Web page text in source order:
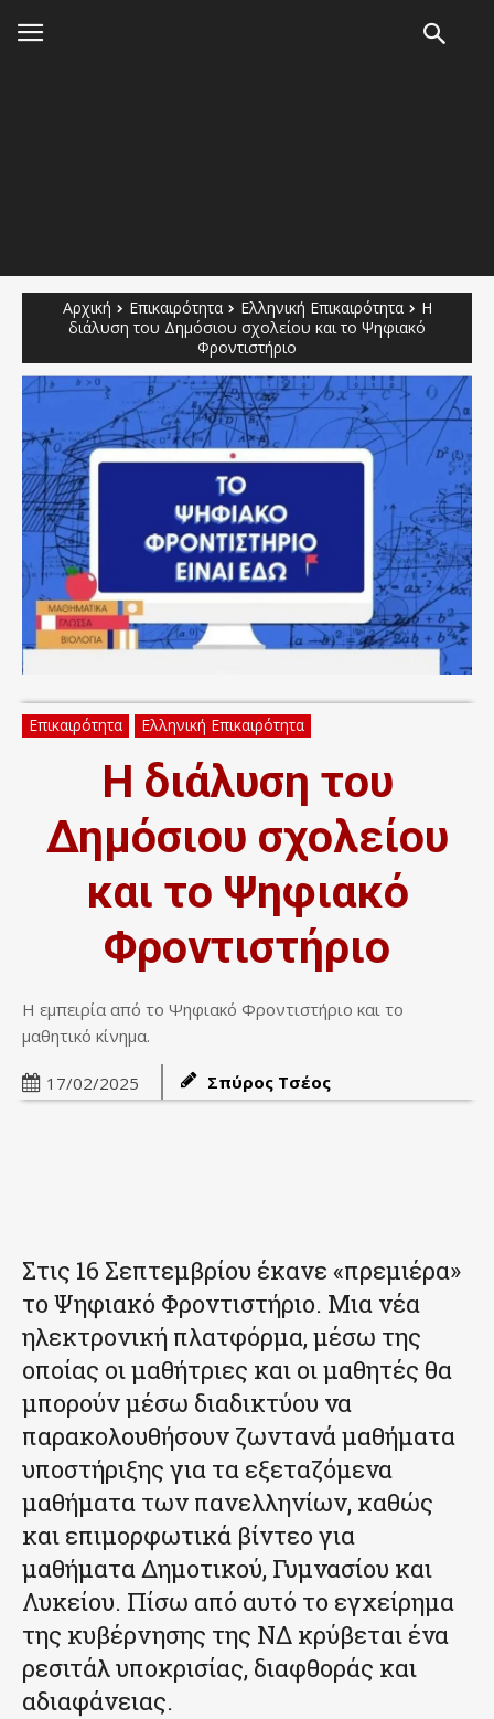
Αρχική Επικαιρότητα Ελληνική Επικαιρότητα
Η
διάλυση του Δημόσιου σχολείου και το Ψηφιακό
Φροντιστήριο
Επικαιρότητα Ελληνική Επικαιρότητα
Η διάλυση του
Δημόσιου σχολείου
και το Ψηφιακό
Φροντιστήριο
Η εμπειρία από το Ψηφιακό Φροντιστήριο και το
μαθητικό κίνημα.
17/02/2025 Σπύρος Τσέος
Στις 16 Σεπτεμβρίου έκανε «πρεμιέρα»
το Ψηφιακό Φροντιστήριο. Μια νέα
ηλεκτρονική πλατφόρμα, μέσω της
οποίας οι μαθήτριες και οι μαθητές θα
μπορούν μέσω διαδικτύου να
παρακολουθήσουν ζωντανά μαθήματα
υποστήριξης για τα εξεταζόμενα
μαθήματα των πανελληνίων, καθώς
και επιμορφωτικά βίντεο για
μαθήματα Δημοτικού, Γυμνασίου και
Λυκείου. Πίσω από αυτό το εγχείρημα
της κυβέρνησης της ΝΔ κρύβεται ένα
ρεσιτάλ υποκρισίας, διαφθοράς και
αδιαφάνειας.